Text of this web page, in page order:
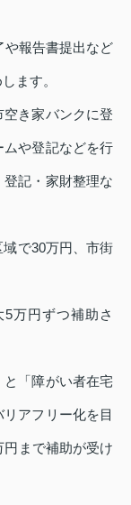
や報告書提出など
ます。
空き家バンクに登
や登記などを行
記・家財整理な
で30万円、市街
万円ずつ補助さ
と「障がい者在宅
アフリー化を目
まで補助が受け